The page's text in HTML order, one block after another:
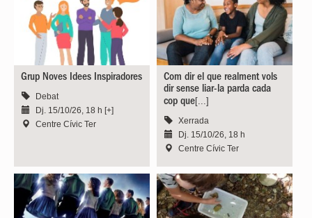
Grup Noves Idees Inspiradores
Debat
Dj. 15/10/26, 18 h [+]
Centre Cívic Ter
Com dir el que realment vols
dir sense liar-la parda cada
cop que[...]
Xerrada
Dj. 15/10/26, 18 h
Centre Cívic Ter